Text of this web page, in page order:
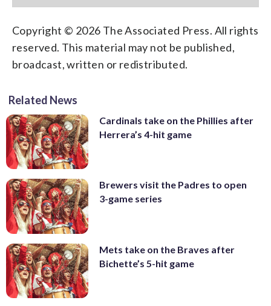
Copyright © 2026 The Associated Press. All rights
reserved. This material may not be published,
broadcast, written or redistributed.
Related News
Cardinals take on the Phillies after
Herrera’s 4-hit game
Brewers visit the Padres to open
3-game series
Mets take on the Braves after
Bichette’s 5-hit game